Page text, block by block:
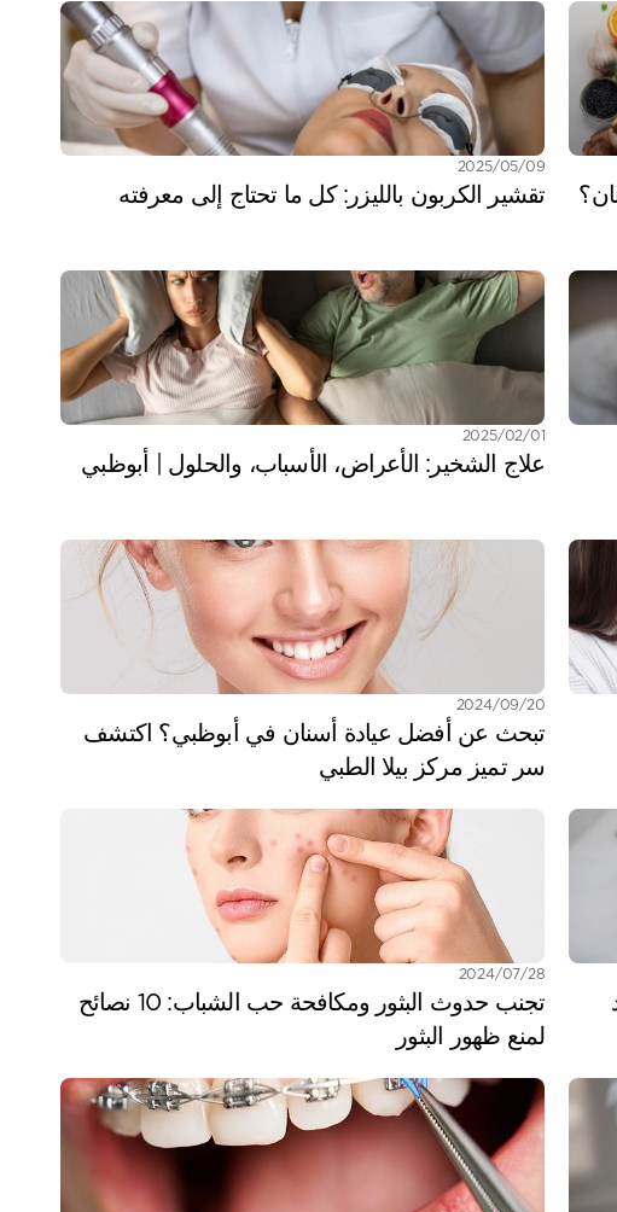
09‏/05‏/2025
تقشير الكربون بالليزر: كل ما تحتاج إلى معرفته
01‏/02‏/2025
علاج الشخير: الأعراض، الأسباب، والحلول | أبوظبي
20‏/09‏/2024
سر تميز مركز بيلا الطبي
28‏/07‏/2024
لمنع ظهور البثور